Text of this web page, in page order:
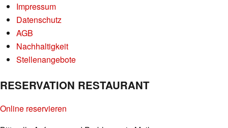
Impressum
Datenschutz
AGB
Nachhaltigkeit
Stellenangebote
RESERVATION RESTAURANT
Online reservieren